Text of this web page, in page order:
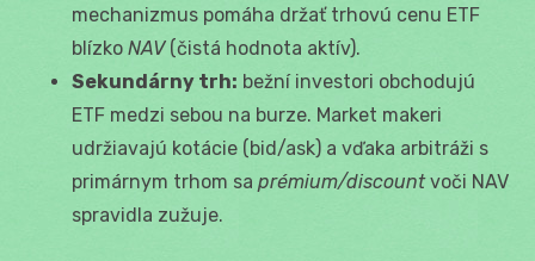
mechanizmus pomáha držať trhovú cenu ETF
blízko NAV(čistá hodnota aktív).
Sekundárny trh: bežní investori obchodujú
ETF medzi sebou na burze. Market makeri
udržiavajú kotácie (bid/ask) a vďaka arbitráži s
primárnym trhom sa prémium/discountvoči NAV
spravidla zužuje.